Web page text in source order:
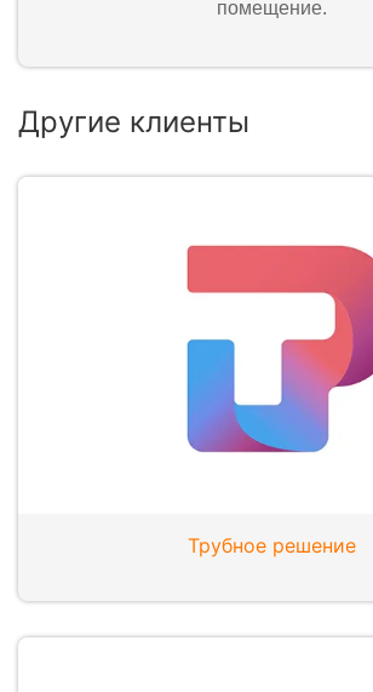
помещение.
Другие клиенты
Трубное решение